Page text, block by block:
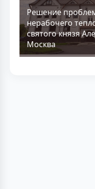
Решение
нерабочего
святого князя
Москва